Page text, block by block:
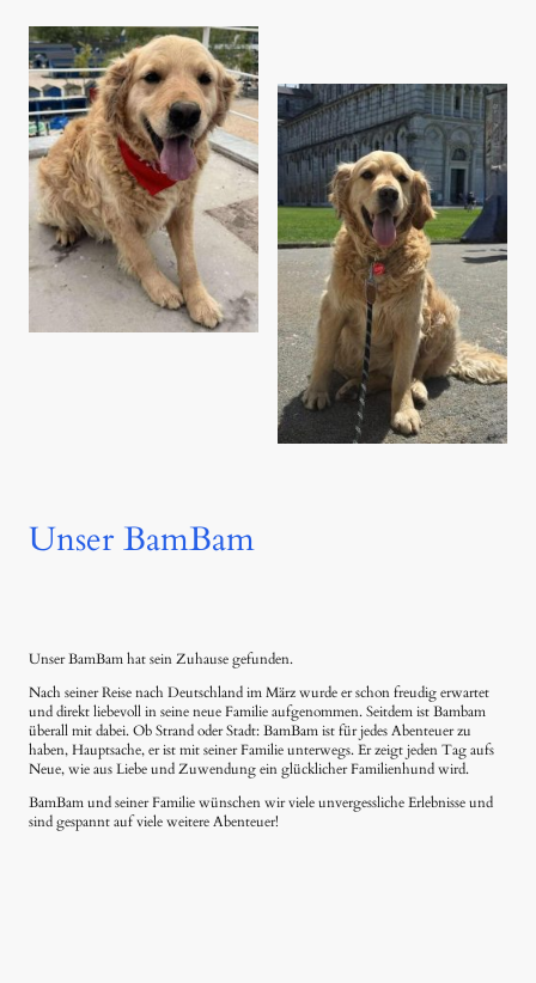
Unser BamBam
Unser BamBam hat sein Zuhause gefunden.
Nach seiner Reise nach Deutschland im März wurde er schon freudig erwartet
und direkt liebevoll in seine neue Familie aufgenommen. Seitdem ist Bambam
überall mit dabei. Ob Strand oder Stadt: BamBam ist für jedes Abenteuer zu
haben, Hauptsache, er ist mit seiner Familie unterwegs. Er zeigt jeden Tag aufs
Neue, wie aus Liebe und Zuwendung ein glücklicher Familienhund wird.
BamBam und seiner Familie wünschen wir viele unvergessliche Erlebnisse und
sind gespannt auf viele weitere Abenteuer!